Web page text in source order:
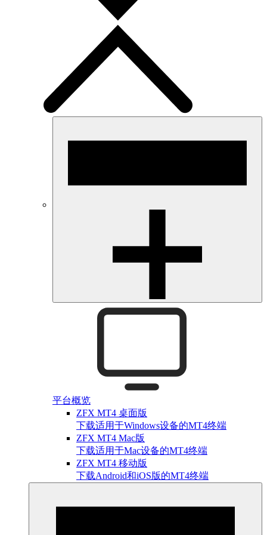
平台概览
ZFX MT4 桌面版
下载适用于Windows设备的MT4终端
ZFX MT4 Mac版
下载适用于Mac设备的MT4终端
ZFX MT4 移动版
下载Android和iOS版的MT4终端